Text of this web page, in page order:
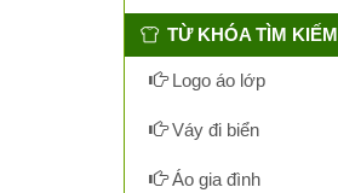
TỪ KHÓA TÌM KIẾM
Logo áo lớp
Váy đi biển
Áo gia đình